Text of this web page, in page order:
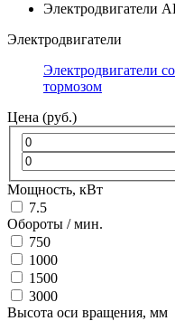
Электродвигатели
Электродвигатели
Электродвигатели
тормозом
Цена (руб.)
Мощность, кВт
7.5
Обороты / мин.
750
1000
1500
3000
Высота оси вращения, мм